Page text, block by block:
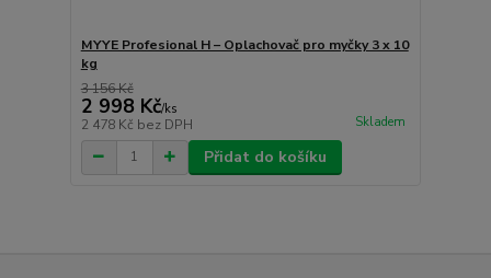
MYYE Profesional H – Oplachovač pro myčky 3 x 10
kg
3 156 Kč
2 998 Kč/ks
2 478 Kč bez DPH Skladem
Přidat do košíku